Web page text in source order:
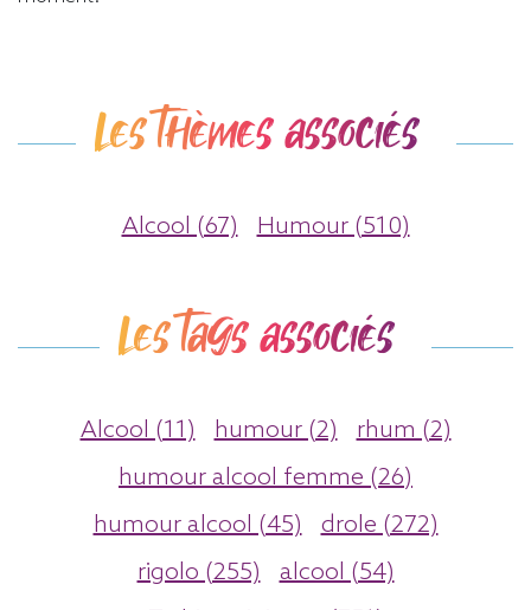
Les thèmes associés
Alcool (67) Humour (510)
Les tags associés
Alcool (11) humour (2)
rhum (2)
humour alcool femme (26)
humour alcool (45)
drole (272)
rigolo (255)
alcool (54)